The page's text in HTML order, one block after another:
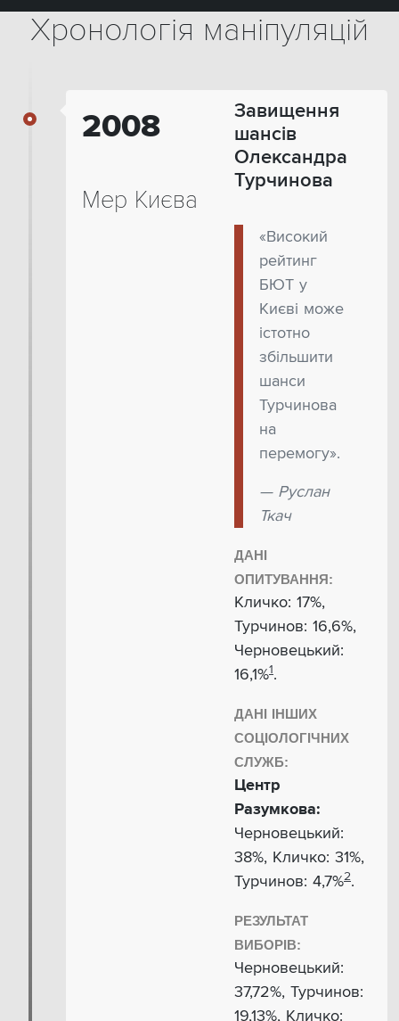
Хронологія маніпуляцій
2008
Мер Києва
Завищення
шансів
Олександра
Турчинова
«Високий
рейтинг
БЮТ у
Києві може
істотно
збільшити
шанси
Турчинова
на
перемогу».
— Руслан
Ткач
ДАНІ
ОПИТУВАННЯ:
Кличко: 17%,
Турчинов: 16,6%,
Черновецький:
16,1%1.
ДАНІ ІНШИХ
СОЦІОЛОГІЧНИХ
СЛУЖБ:
Центр
Разумкова:
Черновецький:
38%, Кличко: 31%,
Турчинов: 4,7%2.
РЕЗУЛЬТАТ
ВИБОРІВ:
Черновецький:
37,72%, Турчинов:
19,13%, Кличко: